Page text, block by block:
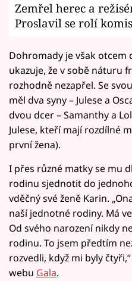
Zemřel herec a
Proslavil se rolí
Dohromady je však otcem
ukazuje, že v sobě náturu
rozhodně nezapřel. Se
měl dva syny – Julese a
dvou dcer – Samanthy a
Julese, kteří mají rozdílné
první žena).
I přes různé matky se mu
rodinu sjednotit do
vděčný své ženě Karin.
naší jednotné rodiny. Má
Od svého narození nikdy
rodinu. To jsem předtím
rozvedli, když mi byly
webu Gala.